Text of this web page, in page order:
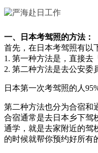
一、日本考驾照的方法：
首先，在日本考驾照有以
1. 第一种方法是，直接去
2. 第二种方法是去公安委
日本第一次考驾照的人
第二种方法也分为合宿和
合宿通常是去日本乡下驾
通学，就是去家附近的驾
的时候就帮你预约好所有